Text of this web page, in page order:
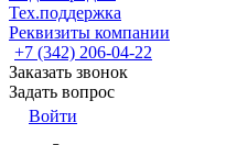
Тех.поддержка
Реквизиты компании
+7 (342) 206-04-22
Заказать звонок
Задать вопрос
Войти